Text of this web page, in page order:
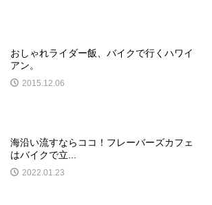
おしゃれライダー飯、バイクで行くハワイ
アン。
2015.12.06
海沿い流すならココ！フレーバーズカフェ
はバイクで立...
2022.01.23